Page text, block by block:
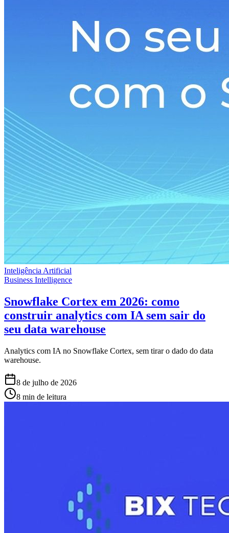
Inteligência Artificial
Business Intelligence
Snowflake Cortex em 2026: como
construir analytics com IA sem sair do
seu data warehouse
Analytics com IA no Snowflake Cortex, sem tirar o dado do data
warehouse.
8 de julho de 2026
8 min de leitura